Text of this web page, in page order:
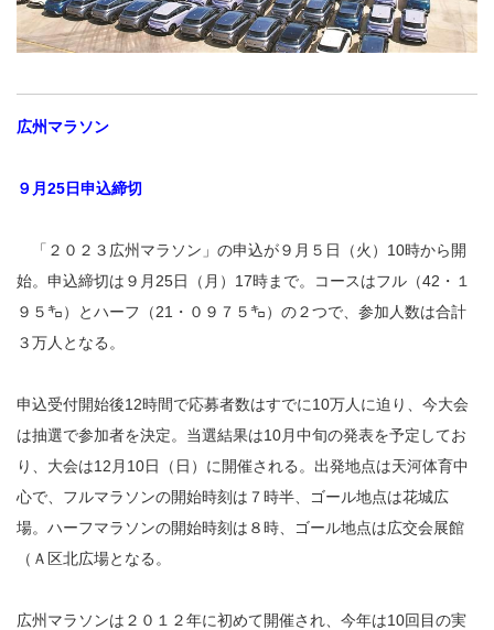
広州マラソン
９月25日申込締切
「２０２３広州マラソン」の申込が９月５日（火）10時から開
始。申込締切は９月25日（月）17時まで。コースはフル（42・１
９５㌔）とハーフ（21・０９７５㌔）の２つで、参加人数は合計
３万人となる。
申込受付開始後12時間で応募者数はすでに10万人に迫り、今大会
は抽選で参加者を決定。当選結果は10月中旬の発表を予定してお
り、大会は12月10日（日）に開催される。出発地点は天河体育中
心で、フルマラソンの開始時刻は７時半、ゴール地点は花城広
場。ハーフマラソンの開始時刻は８時、ゴール地点は広交会展館
（Ａ区北広場となる。
広州マラソンは２０１２年に初めて開催され、今年は10回目の実